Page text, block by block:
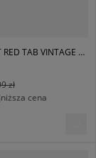
LEVI'S T-SHIRT RED TAB VINTAGE TEE MULTI-COLOR
zł
cena